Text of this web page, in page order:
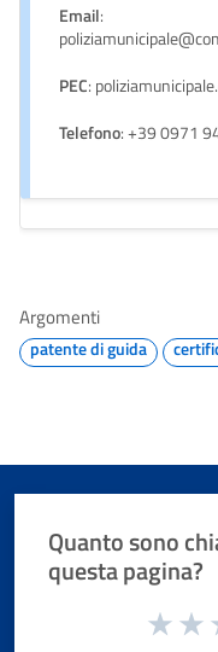
Email:
PEC:
Telefono: +39 0971
Argomenti
patente di guida
Quanto sono
questa pagina?
Valuta da 1 a 5 stelle la